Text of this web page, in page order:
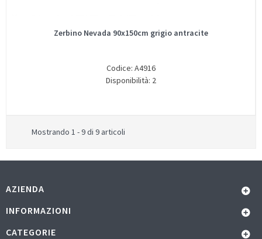
Zerbino Nevada 90x150cm grigio antracite
Codice: A4916
Disponibilità: 2
Mostrando 1 - 9 di 9 articoli
AZIENDA
INFORMAZIONI
CATEGORIE